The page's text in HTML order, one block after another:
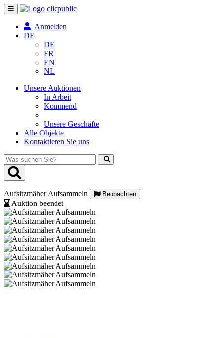
Navigation
umschalten
Anmelden
DE
DE
FR
EN
NL
Unsere Auktionen
In Arbeit
Kommend
Unsere Geschäfte
Alle Objekte
Kontaktieren Sie uns
Was
suchen
Sie?
Aufsitzmäher Aufsammeln Beobachten
Auktion beendet